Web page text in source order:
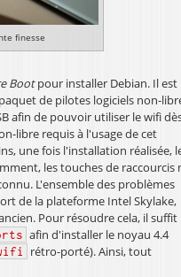
finesse
Bootpour installer Debian. Il est
de pilotes logiciels non-
afin de pouvoir utiliser le wifi
libre requis à l'usage de cet
une fois l'installation réalisée,
les touches de raccourcis
L'ensemble des problèmes
de la plateforme Intel Skylake,
Pour résoudre cela, il suffit
afin d'installer le noyau 4.4
rétro-porté). Ainsi, tout